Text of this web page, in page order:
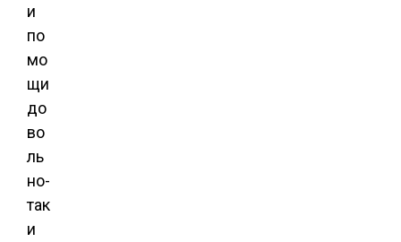
и
по
мо
щи
до
во
ль
но-
так
и